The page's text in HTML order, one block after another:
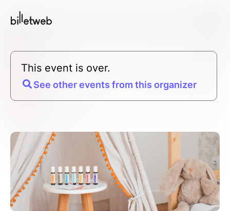
This event is over.
See other events from this organizer